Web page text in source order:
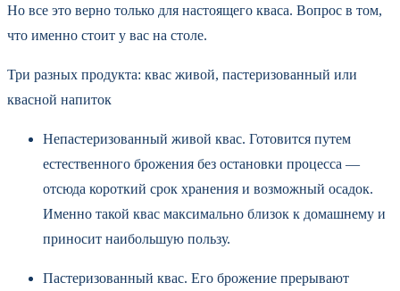
Но все это верно только для настоящего кваса. Вопрос в том,
что именно стоит у вас на столе.
Три разных продукта: квас живой, пастеризованный или
квасной напиток
Непастеризованный живой квас. Готовится путем
естественного брожения без остановки процесса —
отсюда короткий срок хранения и возможный осадок.
Именно такой квас максимально близок к домашнему и
приносит наибольшую пользу.
Пастеризованный квас. Его брожение прерывают